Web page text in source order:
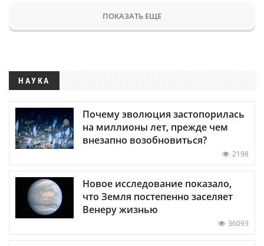
ПОКАЗАТЬ ЕЩЕ
НАУКА
Почему эволюция застопорилась
на миллионы лет, прежде чем
внезапно возобновиться?
2198
Новое исследование показало,
что Земля постепенно заселяет
Венеру жизнью
36093